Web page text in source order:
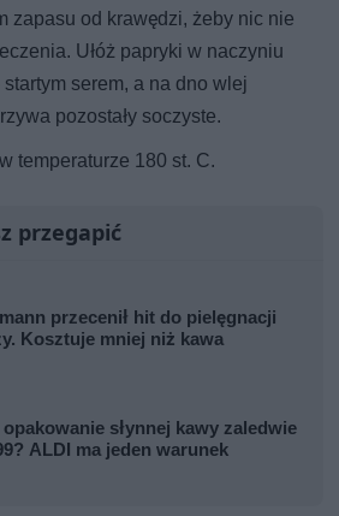
zapasu od krawędzi, żeby nic nie
Ułóż papryki w naczyniu
serem, a na dno wlej
pozostały soczyste.
temperaturze 180 st. C.
przegapić
przecenił hit do pielęgnacji
Kosztuje mniej niż kawa
opakowanie słynnej kawy zaledwie
ALDI ma jeden warunek